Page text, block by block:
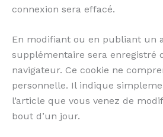
connexion sera effacé.
En modifiant ou en publiant un
supplémentaire sera enregistré
navigateur. Ce cookie ne
personnelle. Il indique
l’article que vous venez de
bout d’un jour.